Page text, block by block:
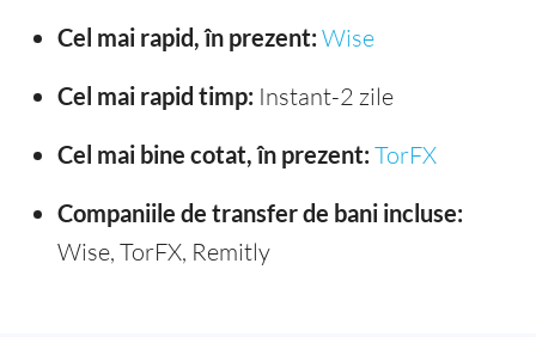
Cel mai rapid, în prezent: Wise
Cel mai rapid timp: Instant-2 zile
Cel mai bine cotat, în prezent: TorFX
Companiile de transfer de bani incluse:
Wise, TorFX, Remitly